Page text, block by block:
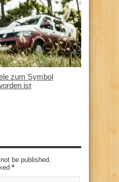
zum Symbol
ist
be published.
*